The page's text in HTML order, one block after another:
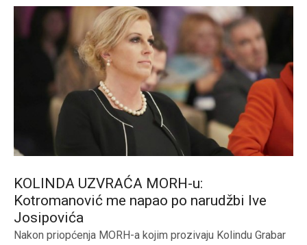
KOLINDA UZVRAĆA MORH-u:
Kotromanović me napao po narudžbi Ive
Josipovića
Nakon priopćenja MORH-a kojim prozivaju Kolindu Grabar